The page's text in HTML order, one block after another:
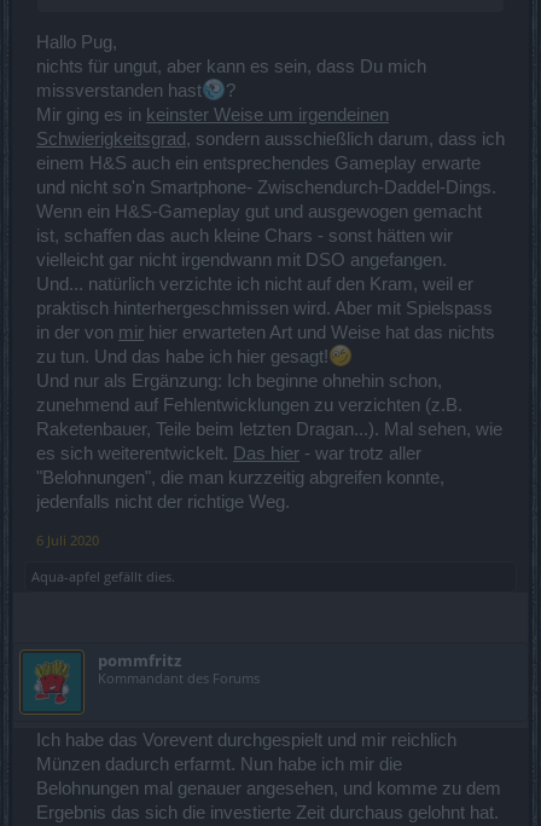
Hallo Pug,
nichts für ungut, aber kann es sein, dass Du mich
missverstanden hast
?
Mir ging es in keinster Weise um irgendeinen
Schwierigkeitsgrad, sondern ausschießlich darum, dass ich
einem H&S auch ein entsprechendes Gameplay erwarte
und nicht so'n Smartphone- Zwischendurch-Daddel-Dings.
Wenn ein H&S-Gameplay gut und ausgewogen gemacht
ist, schaffen das auch kleine Chars - sonst hätten wir
vielleicht gar nicht irgendwann mit DSO angefangen.
Und... natürlich verzichte ich nicht auf den Kram, weil er
praktisch hinterhergeschmissen wird. Aber mit Spielspass
in der von mir hier erwarteten Art und Weise hat das nichts
zu tun. Und das habe ich hier gesagt!
Und nur als Ergänzung: Ich beginne ohnehin schon,
zunehmend auf Fehlentwicklungen zu verzichten (z.B.
Raketenbauer, Teile beim letzten Dragan...). Mal sehen, wie
es sich weiterentwickelt. Das hier - war trotz aller
"Belohnungen", die man kurzzeitig abgreifen konnte,
jedenfalls nicht der richtige Weg.
6 Juli 2020
Aqua-apfel gefällt dies.
pommfritz
Kommandant des Forums
Ich habe das Vorevent durchgespielt und mir reichlich
Münzen dadurch erfarmt. Nun habe ich mir die
Belohnungen mal genauer angesehen, und komme zu dem
Ergebnis das sich die investierte Zeit durchaus gelohnt hat.